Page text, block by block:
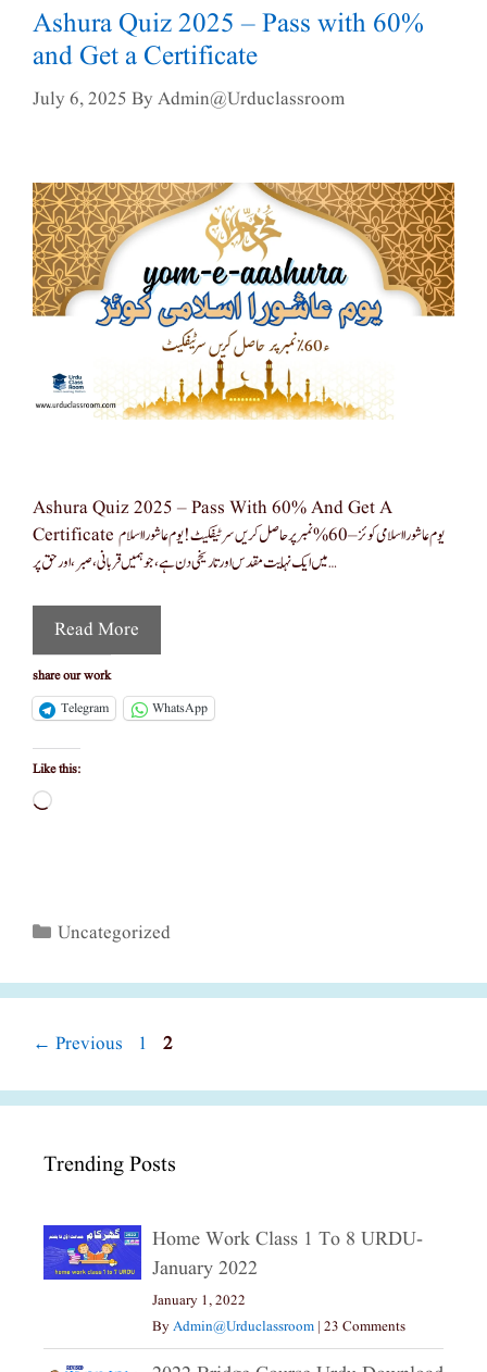
Ashura Quiz 2025 – Pass with 60%
and Get a Certificate
July 6, 2025 ByAdmin@urduclassroom
Ashura Quiz 2025 – Pass With 60% And Get A
Certificate یوم عاشورا اسلامی کوئز – 60% نمبر پر حاصل کریں سرٹیفکیٹ! یوم عاشورا اسلام
میں ایک نہایت مقدس اور تاریخی دن ہے، جو ہمیں قربانی، صبر، اور حق پر …
Read More
share our work
Telegram
WhatsApp
Like this:
Loading…
Categories
Uncategorized
← Previous Page
1 Page
2
Trending Posts
Home Work Class 1 To 8 URDU-
January 2022
January 1, 2022
ByAdmin@urduclassroom | 23 Comments